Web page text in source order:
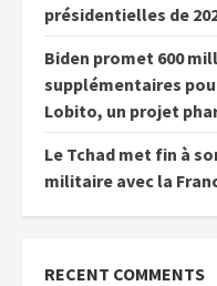
présidentielles de
Biden promet 600
supplémentaires
Lobito, un projet
Le Tchad met fin à
militaire avec la
RECENT COMMENTS